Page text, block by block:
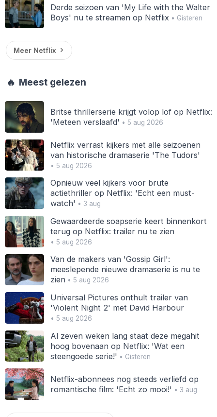
Derde seizoen van 'My Life with the Walter
Boys' nu te streamen op Netflix • Gisteren
Meer Netflix
🔥 Meest gelezen
Britse thrillerserie krijgt volop lof op Netflix:
'Meteen verslaafd' • 5 aug 2026
Netflix verrast kijkers met alle seizoenen
van historische dramaserie 'The Tudors'
• 5 aug 2026
Opnieuw veel kijkers voor brute
actiethriller op Netflix: 'Echt een must-
watch' • 3 aug
Gewaardeerde soapserie keert binnenkort
terug op Netflix: trailer nu te zien
• 5 aug 2026
Van de makers van 'Gossip Girl':
meeslepende nieuwe dramaserie is nu te
zien• 5 aug 2026
Universal Pictures onthult trailer van
'Violent Night 2' met David Harbour
• 5 aug 2026
Al zeven weken lang staat deze megahit
hoog bovenaan op Netflix: 'Wat een
steengoede serie!' • Gisteren
Netflix-abonnees nog steeds verliefd op
romantische film: 'Echt zo mooi!' • 3 aug